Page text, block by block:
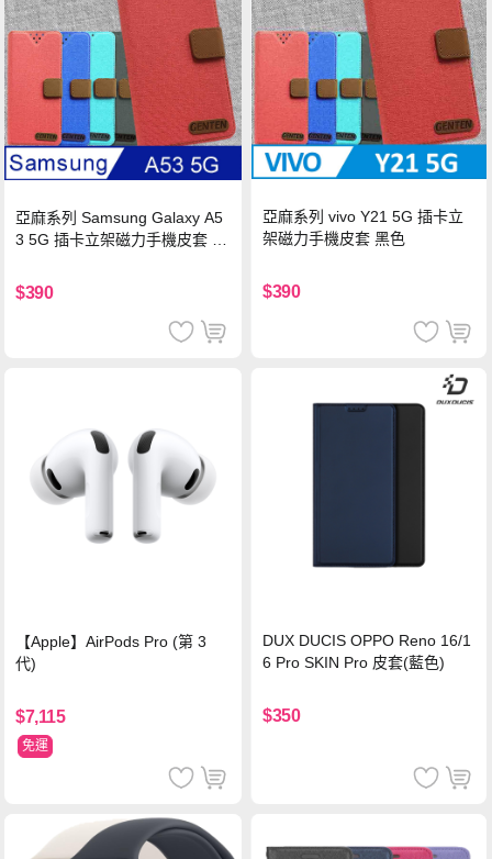
亞麻系列 Samsung Galaxy A5
3 5G 插卡立架磁力手機皮套 藍
$390
亞麻系列 vivo Y21 5G 插卡立
架磁力手機皮套 黑色
$390
【Apple】AirPods Pro (第 3
代)
$7,115
免運
DUX DUCIS OPPO Reno 16/1
6 Pro SKIN Pro 皮套(藍色)
$350